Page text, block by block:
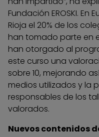
Fundación EROSKI. En
Rioja el 20% de los
han tomado parte en
han otorgado al
este curso una
sobre 10, mejorando
medios utilizados y la
responsables de los
valorados.
Nuevos contenidos